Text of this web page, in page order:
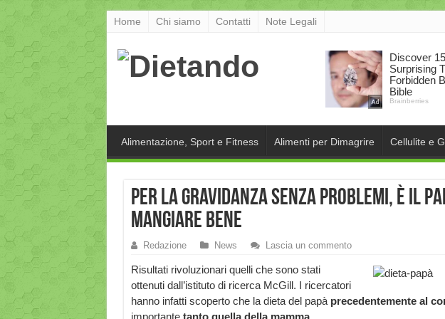
Home Chi siamo Contatti Note Legali
Alimentazione, Sport e Fitness Alimenti per Dimagrire Cellulite e
Per la gravidanza senza problemi, è il
mangiare bene
Redazione News Lascia un commento
Risultati rivoluzionari quelli che sono stati
ottenuti dall’istituto di ricerca McGill. I ricercatori
hanno infatti scoperto che la dieta del papà precedentemente al
importante tanto quella della mamma.